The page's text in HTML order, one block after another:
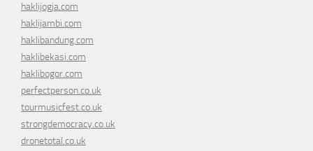
haklijogja.com
haklijambi.com
haklibandung.com
haklibekasi.com
haklibogor.com
perfectperson.co.uk
tourmusicfest.co.uk
strongdemocracy.co.uk
dronetotal.co.uk